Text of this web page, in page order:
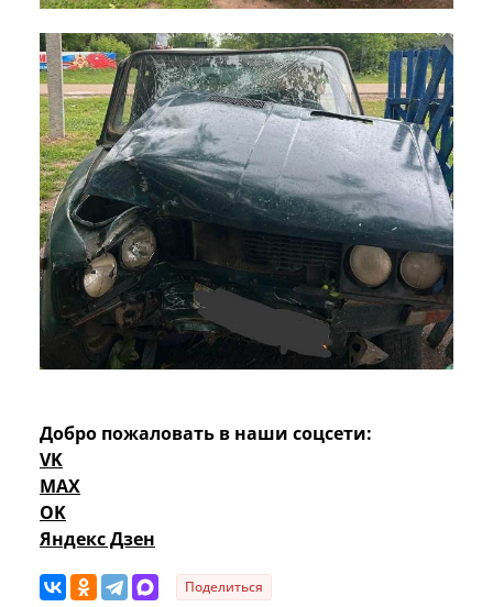
Добро пожаловать в наши соцсети:
VK
MAX
OK
Яндекс Дзен
Поделиться